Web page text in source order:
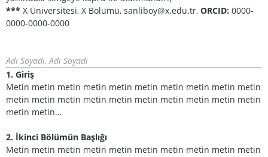
*** X Üniversitesi, X Bölümü, sanliboy@x.edu.tr, ORCID: 0000-
0000-0000-0000
Adı Soyadı, Adı Soyadı
1. Giriş
Metin metin metin metin metin metin metin metin metin metin
metin metin metin metin metin metin metin metin metin metin
metin metin…
2. İkinci Bölümün Başlığı
Metin metin metin metin metin metin metin metin metin metin